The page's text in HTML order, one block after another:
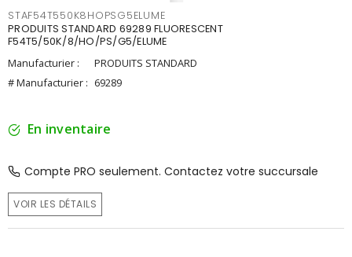
STAF54T550K8HOPSG5ELUME
PRODUITS STANDARD 69289 FLUORESCENT
F54T5/50K/8/HO/PS/G5/ELUME
Manufacturier :
PRODUITS STANDARD
# Manufacturier : 69289
En inventaire
Compte PRO seulement. Contactez votre succursale
VOIR LES DÉTAILS